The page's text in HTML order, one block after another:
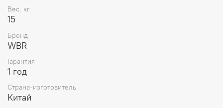
Вес, кг
15
Бренд
WBR
Гарантия
1 год
Страна-изготовитель
Китай